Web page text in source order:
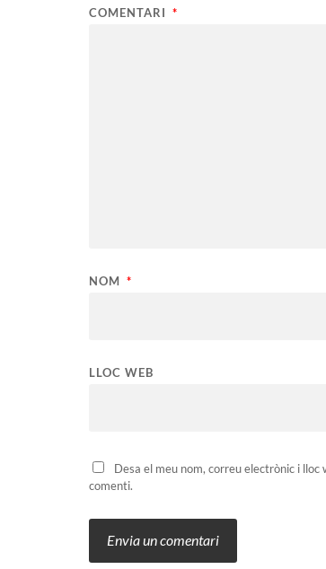
COMENTARI *
NOM *
LLOC WEB
Desa el meu nom, correu electrònic i
comenti.